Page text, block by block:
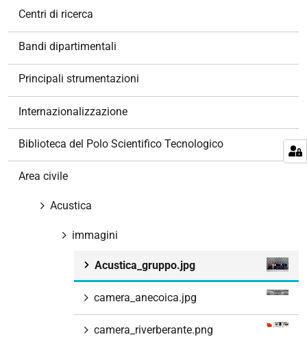
Centri di ricerca
Bandi dipartimentali
Principali strumentazioni
Internazionalizzazione
Biblioteca del Polo Scientifico Tecnologico
Area civile
Acustica
immagini
Acustica_gruppo.jpg
camera_anecoica.jpg
camera_riverberante.png